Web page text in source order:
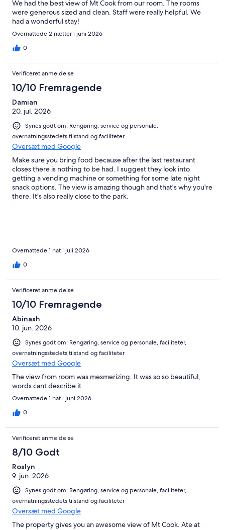
We had the best view of Mt Cook from our room. The rooms
were generous sized and clean. Staff were really helpful. We
had a wonderful stay!
Overnattede 2 nætter i juni 2026
0
Verificeret anmeldelse
10/10 Fremragende
Damian
20. jul. 2026
Synes godt om: Rengøring, service og personale,
overnatningsstedets tilstand og faciliteter
Oversæt med Google
Make sure you bring food because after the last restaurant
closes there is nothing to be had. I suggest they look into
getting a vending machine or something for some late night
snack options. The view is amazing though and that's why you're
there. It's also really close to the park.
Overnattede 1 nat i juli 2026
0
Verificeret anmeldelse
10/10 Fremragende
Abinash
10. jun. 2026
Synes godt om: Rengøring, service og personale, faciliteter,
overnatningsstedets tilstand og faciliteter
Oversæt med Google
The view from room was mesmerizing. It was so so beautiful,
words cant describe it.
Overnattede 1 nat i juni 2026
0
Verificeret anmeldelse
8/10 Godt
Roslyn
9. jun. 2026
Synes godt om: Rengøring, service og personale, faciliteter,
overnatningsstedets tilstand og faciliteter
Oversæt med Google
The property gives you an awesome view of Mt Cook. Ate at